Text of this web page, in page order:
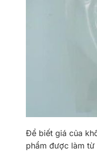
Để biết giá của
phẩm được làm